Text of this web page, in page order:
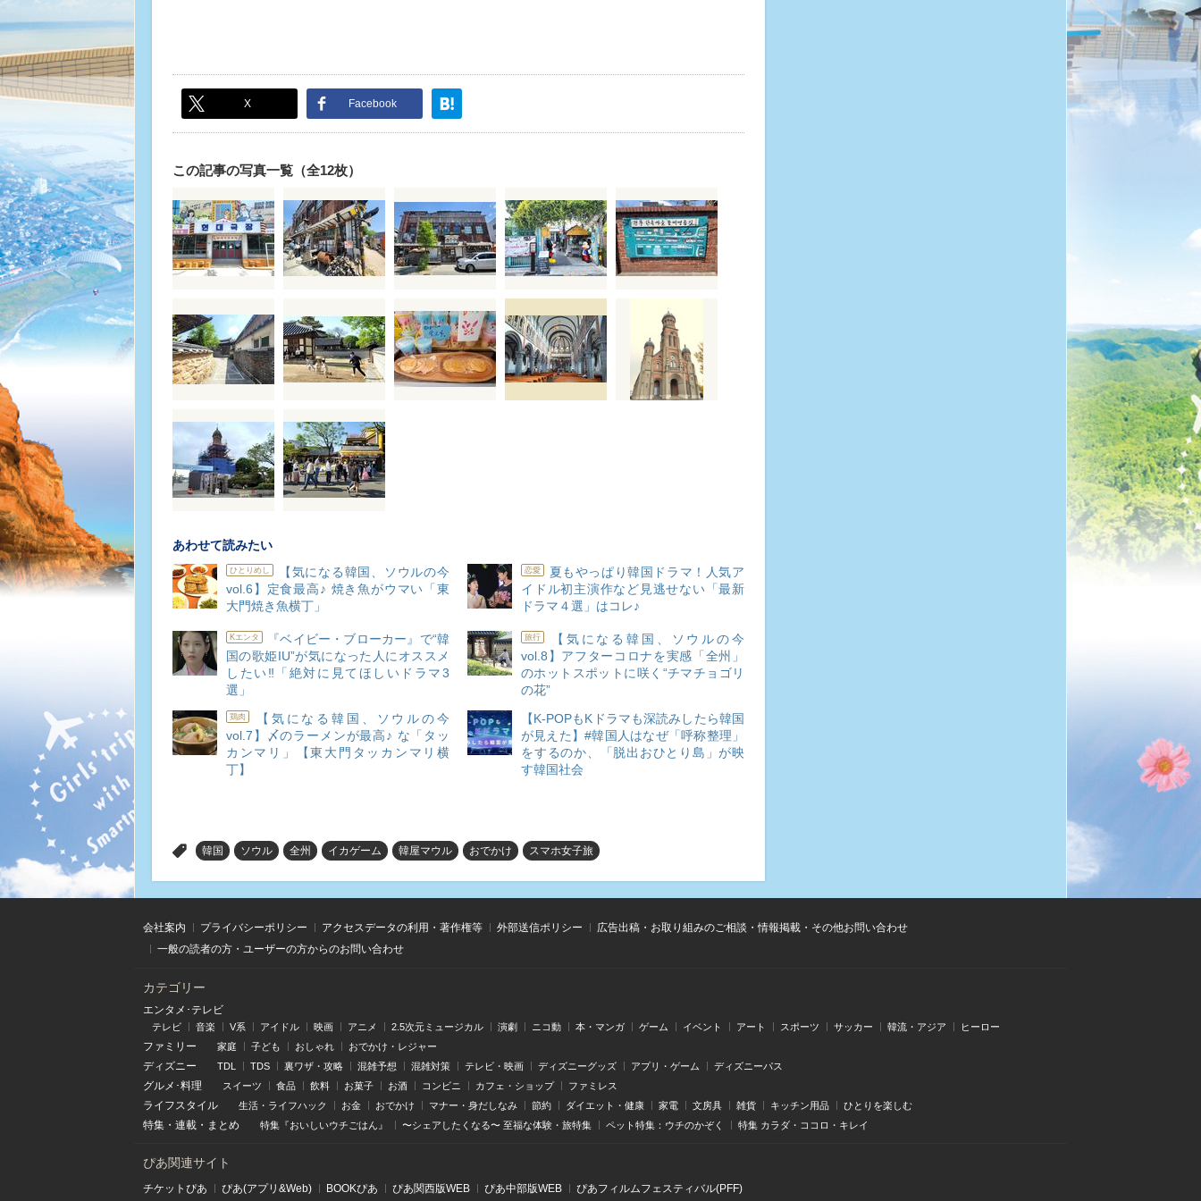
X Facebook
この記事の写真一覧（全12枚）
あわせて読みたい
ひとりめし
【気になる韓国、ソウルの今
vol.6】定食最高♪ 焼き魚がウマい「東
大門焼き魚横丁」
恋愛
夏もやっぱり韓国ドラマ！人気ア
イドル初主演作など見逃せない「最新
ドラマ４選」はコレ♪
Kエンタ
『ベイビー・ブローカー』で“韓
国の歌姫IU”が気になった人にオススメ
したい‼「絶対に見てほしいドラマ3
選」
旅行
【気になる韓国、ソウルの今
vol.8】アフターコロナを実感「全州」
のホットスポットに咲く“チマチョゴリ
の花”
鶏肉
【気になる韓国、ソウルの今
vol.7】〆のラーメンが最高♪ な「タッ
カンマリ」【東大門タッカンマリ横
丁】
【K-POPもKドラマも深読みしたら韓国
が見えた】#韓国人はなぜ「呼称整理」
をするのか、「脱出おひとり島」が映
す韓国社会
韓国 ソウル 全州 イカゲーム 韓屋マウル おでかけ スマホ女子旅
会社案内 プライバシーポリシー アクセスデータの利用・著作権等 外部送信ポリシー
広告出稿・お取り組みのご相談・情報掲載・その他お問い合わせ
一般の読者の方・ユーザーの方からのお問い合わせ
カテゴリー
エンタメ･テレビ
テレビ 音楽 V系 アイドル 映画 アニメ 2.5次元ミュージカル 演劇 ニコ動 本・マンガ ゲーム イベント アート スポーツ サッカー 韓流・アジア ヒーロー
ファミリー 家庭 子ども おしゃれ おでかけ・レジャー
ディズニー TDL TDS 裏ワザ・攻略 混雑予想 混雑対策 テレビ・映画 ディズニーグッズ アプリ・ゲーム ディズニーパス
グルメ･料理 スイーツ 食品 飲料 お菓子 お酒 コンビニ カフェ・ショップ ファミレス
ライフスタイル 生活・ライフハック お金 おでかけ マナー・身だしなみ 節約 ダイエット・健康 家電 文房具 雑貨 キッチン用品 ひとりを楽しむ
特集 ・ 連載 ・ まとめ 特集『おいしいウチごはん』 〜シェアしたくなる〜 至福な体験・旅特集 ペット特集：ウチのかぞく 特集 カラダ・ココロ・キレイ
ぴあ関連サイト
チケットぴあ ぴあ(アプリ&Web) BOOKぴあ ぴあ関⻄版WEB ぴあ中部版WEB ぴあフィルムフェスティバル(PFF)